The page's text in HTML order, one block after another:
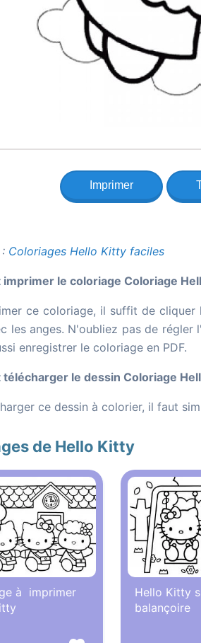
Imprimer
Coloriages Hello Kitty faciles
le coloriage Coloriage
ce coloriage, il suffit de cliquer
les anges. N'oubliez pas de
enregistrer le coloriage en PDF.
le dessin Coloriage
ce dessin à colorier, il faut
de Hello Kitty
à imprimer
Hello Kitty
balançoire